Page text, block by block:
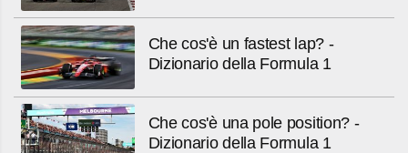
Che cos'è un fastest lap? -
Dizionario della Formula 1
Che cos'è una pole position? -
Dizionario della Formula 1